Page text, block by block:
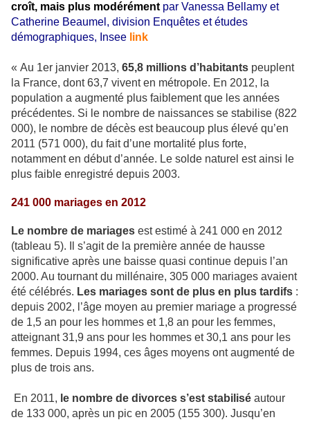
croît, mais plus modérément par Vanessa Bellamy et
Catherine Beaumel, division Enquêtes et études
démographiques, Insee link
« Au 1er janvier 2013, 65,8 millions d’habitants peuplent
la France, dont 63,7 vivent en métropole. En 2012, la
population a augmenté plus faiblement que les années
précédentes. Si le nombre de naissances se stabilise (822
000), le nombre de décès est beaucoup plus élevé qu’en
2011 (571 000), du fait d’une mortalité plus forte,
notamment en début d’année. Le solde naturel est ainsi le
plus faible enregistré depuis 2003.
241 000 mariages en 2012
Le nombre de mariages est estimé à 241 000 en 2012
(tableau 5). Il s’agit de la première année de hausse
significative après une baisse quasi continue depuis l’an
2000. Au tournant du millénaire, 305 000 mariages avaient
été célébrés. Les mariages sont de plus en plus tardifs :
depuis 2002, l’âge moyen au premier mariage a progressé
de 1,5 an pour les hommes et 1,8 an pour les femmes,
atteignant 31,9 ans pour les hommes et 30,1 ans pour les
femmes. Depuis 1994, ces âges moyens ont augmenté de
plus de trois ans.
En 2011, le nombre de divorces s’est stabilisé autour
de 133 000, après un pic en 2005 (155 300). Jusqu’en